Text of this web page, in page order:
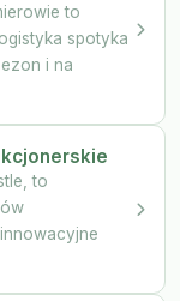
to
spotyka
i na
to